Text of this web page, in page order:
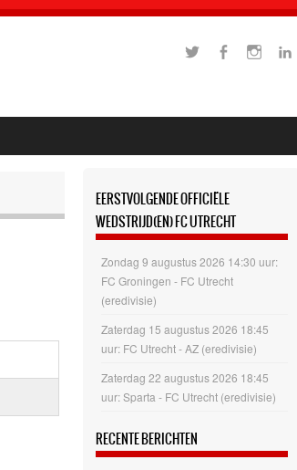
EERSTVOLGENDE OFFICIËLE
WEDSTRIJD(EN) FC UTRECHT
Zondag 9 augustus 2026 14:30 uur:
FC Groningen - FC Utrecht
(eredivisie)
Zaterdag 15 augustus 2026 18:45
uur: FC Utrecht - AZ (eredivisie)
Zaterdag 22 augustus 2026 18:45
uur: Sparta - FC Utrecht (eredivisie)
RECENTE BERICHTEN